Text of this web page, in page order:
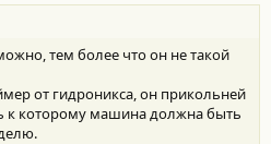
тем более что он не такой
от гидроникса, он прикольней
к которому машина должна быть